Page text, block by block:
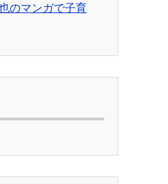
のマンガで子育